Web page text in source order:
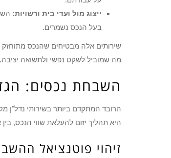
ייצוג מול ועדי בית ורשויות:
בעל הנכס נשמרים.
שירותים אלה מבטיחים שהנכס
מה שמוביל לשקט נפשי ולתשואה יציבה.
השבחת נכסים:
הרובד המתקדם ביותר בשירותי נדל"ן
היא תהליך יזום להעלאת שווי הנכס,
זיהוי פוטנציאל